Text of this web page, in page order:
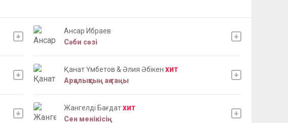
Ансар Ибраев
Сәби сөзі
Қанат Үмбетов & Әлия Әбікен ХИТ
Арқалықтың ақ таңы
Жангелді Бағдат ХИТ
Сен менікісің